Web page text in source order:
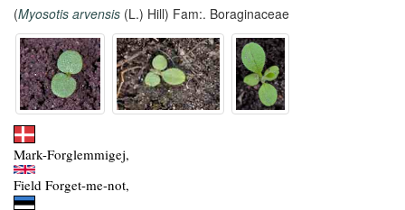
(Myosotis arvensis (L.) Hill) Fam:. Boraginaceae
Mark-Forglemmigej,
Field Forget-me-not,